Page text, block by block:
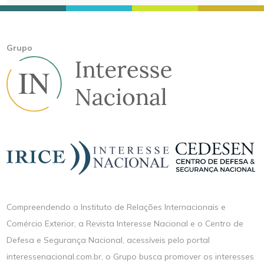
Grupo
Compreendendo o Instituto de Relações Internacionais e
Comércio Exterior, a Revista Interesse Nacional e o Centro de
Defesa e Segurança Nacional, acessíveis pelo portal
interessenacional.com.br, o Grupo busca promover os interesses